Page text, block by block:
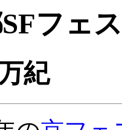
フェ
紀